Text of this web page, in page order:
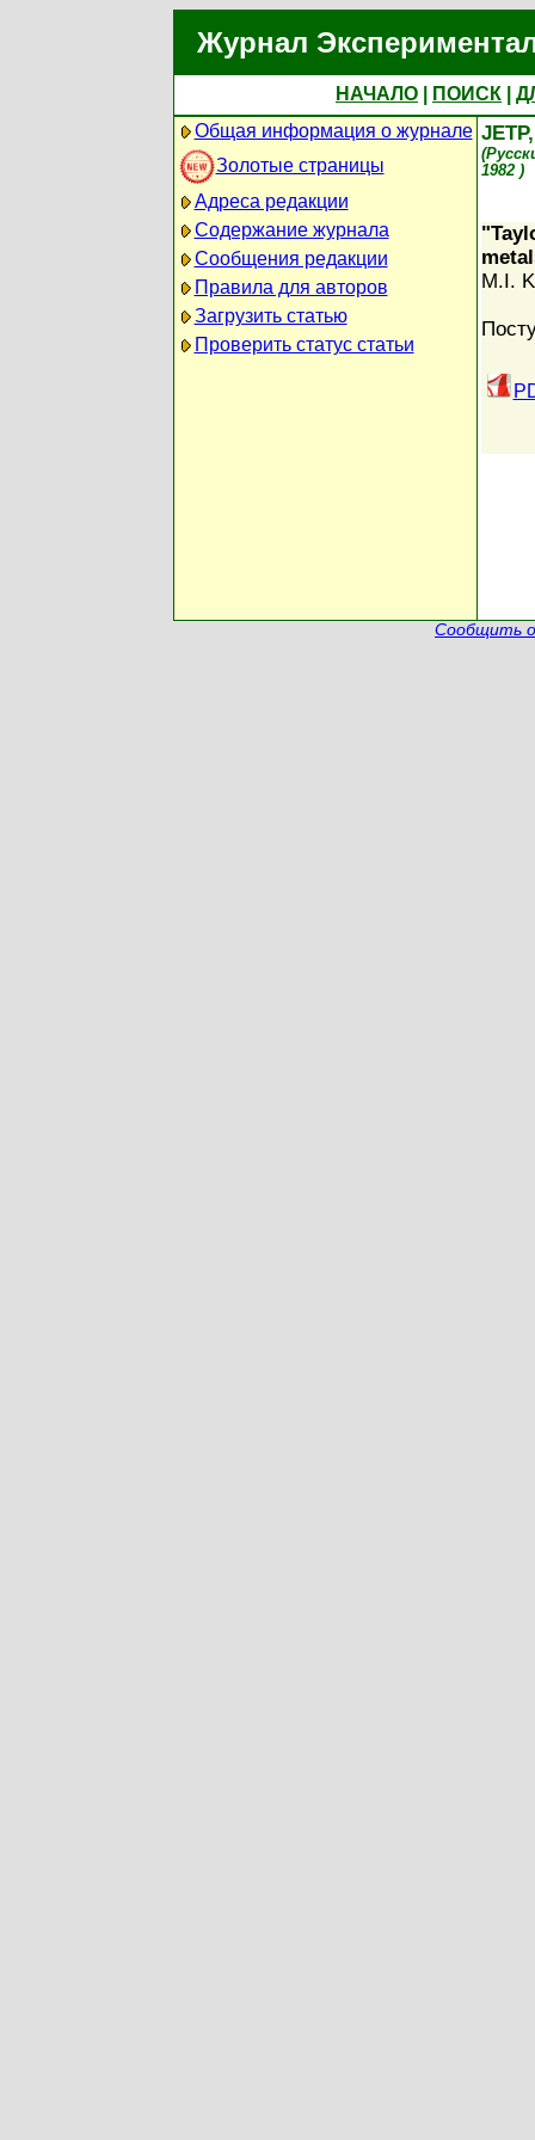
Журнал
НАЧАЛО ПОИСК
Общая информация о журнале
Золотые страницы
Адреса редакции
Содержание журнала
Сообщения редакции
Правила для авторов
Загрузить статью
Проверить статус статьи
1982 )
M.I.
Сообщить о